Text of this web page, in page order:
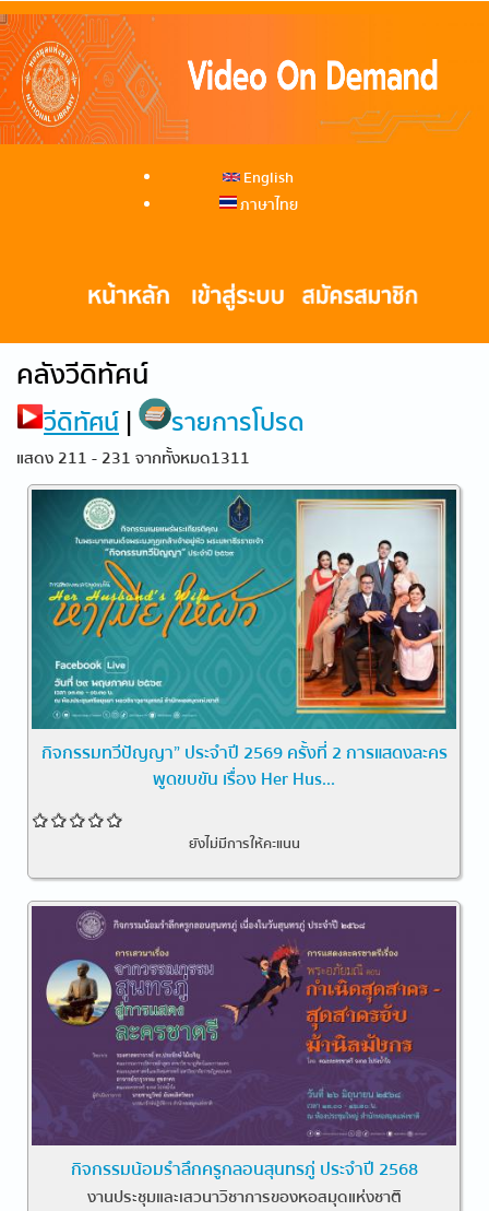
English
ภาษาไทย
คลังวีดิทัศน์
วีดิทัศน์ | รายการโปรด
แสดง 211 - 231 จากทั้งหมด1311
กิจกรรมทวีปัญญา” ประจำปี 2569 ครั้งที่ 2 การแสดงละคร
พูดขบขัน เรื่อง Her Hus...
ยังไม่มีการให้คะแนน
กิจกรรมน้อมรำลึกครูกลอนสุนทรภู่ ประจำปี 2568
งานประชุมและเสวนาวิชาการของหอสมุดแห่งชาติ